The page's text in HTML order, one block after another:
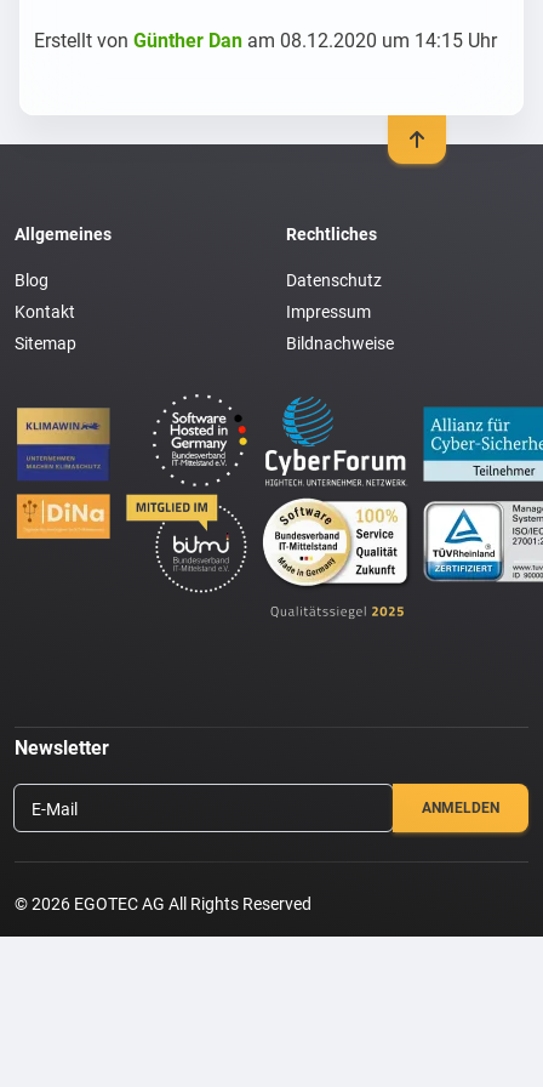
Erstellt von Günther Dan am 08.12.2020 um 14:15 Uhr
Allgemeines
Blog
Kontakt
Sitemap
Rechtliches
Datenschutz
Impressum
Bildnachweise
Newsletter
E-Mail
© 2026 EGOTEC AG All Rights Reserved